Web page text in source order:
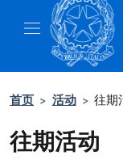
首页 > 活动 > 往期
往期活动